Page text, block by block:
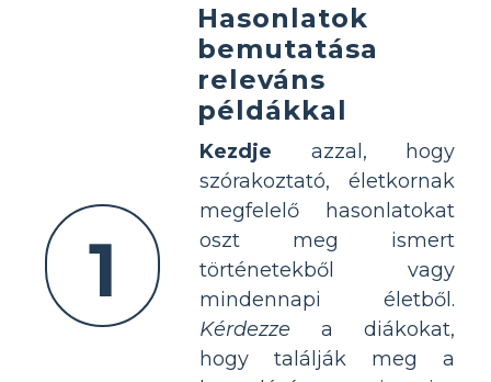
1
Hasonlatok
bemutatása
releváns
példákkal
Kezdje azzal, hogy
szórakoztató, életkornak
megfelelő hasonlatokat
oszt meg ismert
történetekből vagy
mindennapi életből.
Kérdezze a diákokat,
hogy találják meg a